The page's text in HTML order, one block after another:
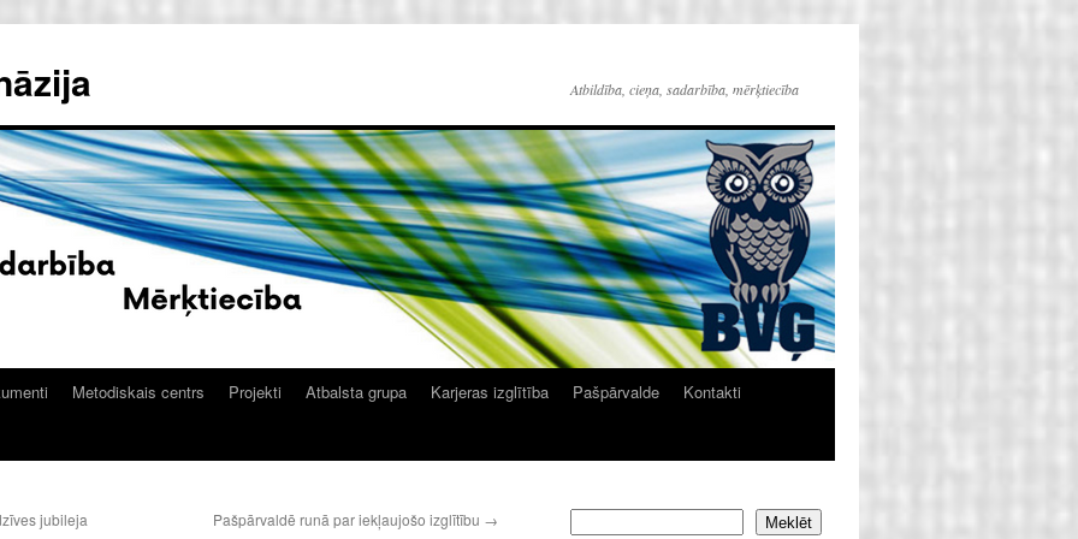
Atbildība, cieņa, sadarbība, mērķtiecība
Metodiskais centrs Projekti Atbalsta grupa Karjeras izglītība Pašpārvalde
Kontakti
jubileja Pašpārvaldē runā par iekļaujošo izglītību → Meklēt